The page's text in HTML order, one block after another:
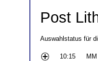
Post
Auswahlstatus für
10:15